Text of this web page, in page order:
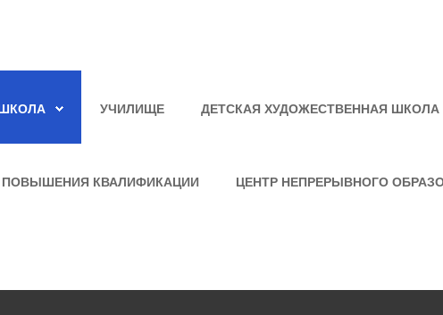
УЧИЛИЩЕ ДЕТСКАЯ ХУДОЖЕСТВЕННАЯ ШКОЛА
КВАЛИФИКАЦИИ ЦЕНТР НЕПРЕРЫВНОГО